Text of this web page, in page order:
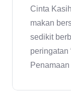
Cinta
makan
sedikit
peringatan
Penamaan